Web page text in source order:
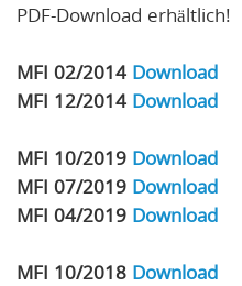
PDF-Download erhältlich!
MFI 02/2014 Download
MFI 12/2014 Download
MFI 10/2019 Download
MFI 07/2019 Download
MFI 04/2019 Download
MFI 10/2018 Download